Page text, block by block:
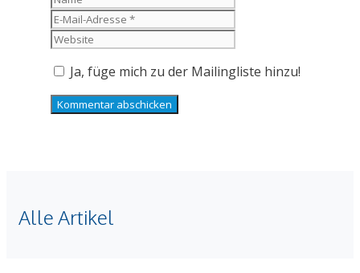
Adresse
Ja, füge mich zu der Mailingliste hinzu!
Alle Artikel